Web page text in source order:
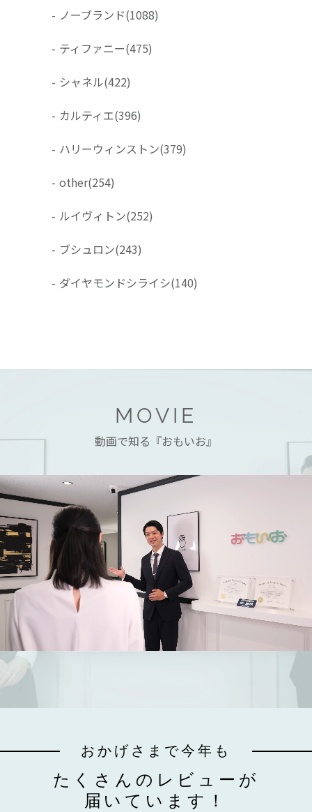
- ノーブランド(1088)
- ティファニー(475)
- シャネル(422)
- カルティエ(396)
- ハリーウィンストン(379)
- other(254)
- ルイヴィトン(252)
- ブシュロン(243)
- ダイヤモンドシライシ(140)
MOVIE
動画で知る『おもいお』
おかげさまで今年も
たくさんのレビューが
届いています！